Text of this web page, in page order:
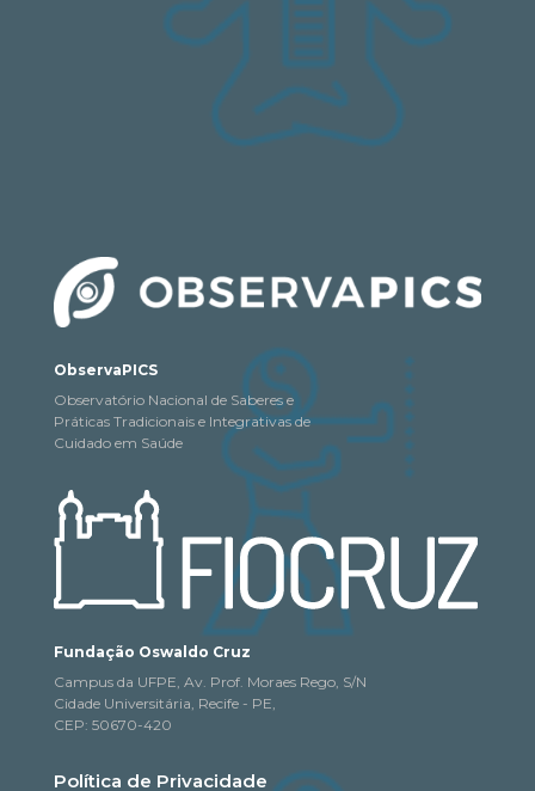
ObservaPICS
Observatório Nacional de Saberes e
Práticas Tradicionais e Integrativas de
Cuidado em Saúde
Fundação Oswaldo Cruz
Campus da UFPE, Av. Prof. Moraes Rego, S/N
Cidade Universitária, Recife - PE,
CEP: 50670-420
Política de Privacidade